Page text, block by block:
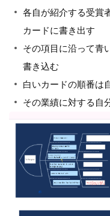
各自が紹介する受賞
カードに書き出す
その項目に沿って青
書き込む
白いカードの順番は
その業績に対する自